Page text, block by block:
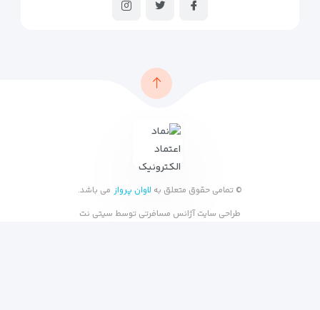
© تمامی حقوق متعلق به لاوان پرواز می باشد.
طراحی سایت آژانس مسافرتی توسط سیتی نت